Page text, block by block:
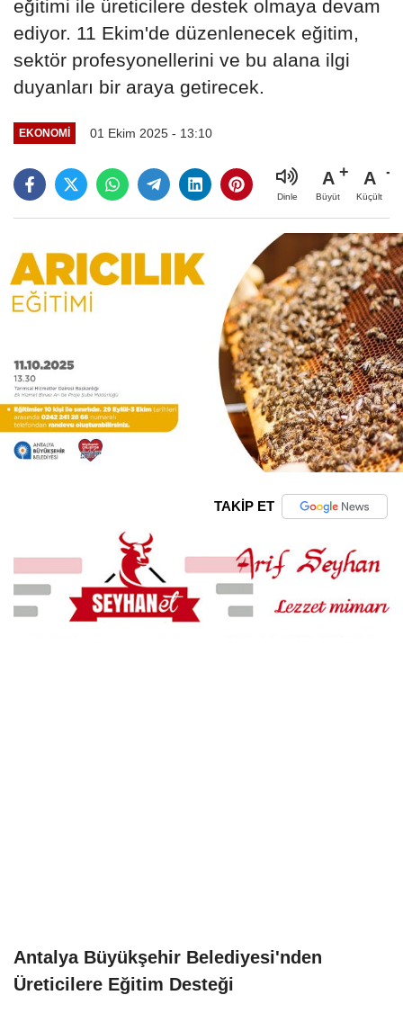
eğitimi ile üreticilere destek olmaya devam
ediyor. 11 Ekim'de düzenlenecek eğitim,
sektör profesyonellerini ve bu alana ilgi
duyanları bir araya getirecek.
EKONOMI 01 Ekim 2025 - 13:10
Dinle
A
Büyüt
A
Küçült
TAKİP ET
Antalya Büyükşehir Belediyesi'nden
Üreticilere Eğitim Desteği